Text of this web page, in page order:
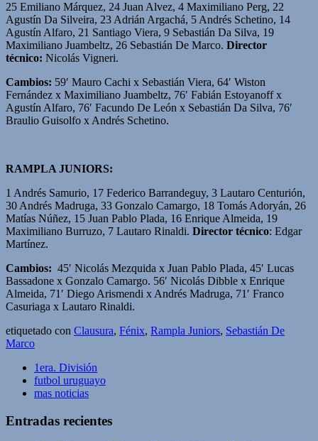
25 Emiliano Márquez, 24 Juan Alvez, 4 Maximiliano Perg, 22
Agustín Da Silveira, 23 Adrián Argachá, 5 Andrés Schetino, 14
Agustín Alfaro, 21 Santiago Viera, 9 Sebastián Da Silva, 19
Maximiliano Juambeltz, 26 Sebastián De Marco. Director
técnico: Nicolás Vigneri.
Cambios: 59′ Mauro Cachi x Sebastián Viera, 64′ Wiston
Fernández x Maximiliano Juambeltz, 76′ Fabián Estoyanoff x
Agustín Alfaro, 76′ Facundo De León x Sebastián Da Silva, 76′
Braulio Guisolfo x Andrés Schetino.
RAMPLA JUNIORS:
1 Andrés Samurio, 17 Federico Barrandeguy, 3 Lautaro Centurión,
30 Andrés Madruga, 33 Gonzalo Camargo, 18 Tomás Adoryán, 26
Matías Núñez, 15 Juan Pablo Plada, 16 Enrique Almeida, 19
Maximiliano Burruzo, 7 Lautaro Rinaldi. Director técnico: Edgar
Martínez.
Cambios: 45′ Nicolás Mezquida x Juan Pablo Plada, 45′ Lucas
Bassadone x Gonzalo Camargo. 56′ Nicolás Dibble x Enrique
Almeida, 71′ Diego Arismendi x Andrés Madruga, 71′ Franco
Casuriaga x Lautaro Rinaldi.
etiquetado con Clausura, Fénix, Rampla Juniors, Sebastián De
Marco
1era. División
futbol uruguayo
mas noticias
Entradas recientes